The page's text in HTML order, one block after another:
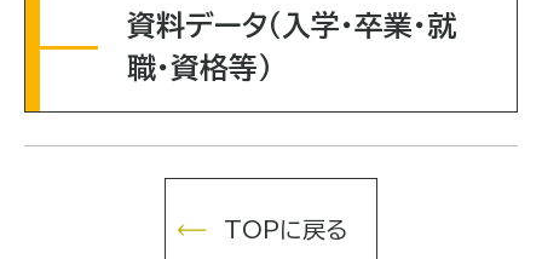
資料データ（入学・卒業・就
職・資格等）
TOPに戻る